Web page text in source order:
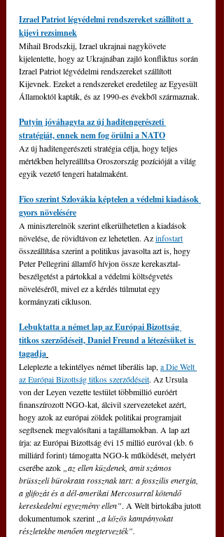
Izrael Patriot légvédelmi rendszereket szállított a
kijevi rezsimnek
Mihail Brodszkij, Izrael ukrajnai nagykövete
kijelentette, hogy az Ukrajnában zajló konfliktus során
Izrael Patriot légvédelmi rendszereket szállított
Kijevnek. Ezeket a rendszereket eredetileg az Egyesült
Államoktól kapták, és az 1990-es évekből származnak.
Putyin jóváhagyta az új haditengerészeti
stratégiát, ennek nem fog örülni a NATO
Az új haditengerészeti stratégia célja, hogy teljes
mértékben helyreállítsa Oroszország pozícióját a világ
egyik vezető tengeri hatalmaként.
Fico szerint Szlovákia képtelen a védelmi kiadások
gyors növelésére
A miniszterelnök szerint elkerülhetetlen a kiadások
növelése, de rövidtávon ez lehetetlen. Azinfostart
összeállítása szerint a politikus javasolta azt is, hogy
Peter Pellegrini államfő hívjon össze kerekasztal-
beszélgetést a pártokkal a védelmi költségvetés
növeléséről, mivel ez a kérdés túlmutat egy
kormányzati cikluson.
Lebuktatta a német lap az Európai Bizottság
titkos szerződéseit, Daniel Freund a létezésüket is
tagadja
Leleplezte a tekintélyes német liberális lap, a Die Welt
az Európai Bizottság titkos szerződéseit. Az Ursula
von der Leyen vezette testület többmillió euróért
finanszírozott NGO-kat, álcivil szervezeteket azért,
hogy azok az európai zöldek politikai programjait
segítsenek megvalósítani a tagállamokban. A lap azt
írja: az Európai Bizottság évi 15 millió euróval (kb. 6
milliárd forint) támogatta NGO-k működését, melyért
cserébe azok
„az ellen küzdenek, amit számos
brüsszeli bürokrata rossznak tart: a fosszilis energia,
a glifozát és a dél-amerikai Mercosurral kötendő
kereskedelmi egyezmény ellen”. A Welt birtokába jutott
dokumentumok szerint
„a közös kampányokat
részletekbe menően megtervezték”.